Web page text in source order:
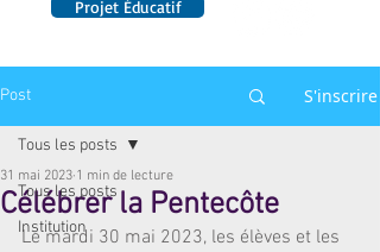
Projet Éducatif
Post S'inscrire
Tous les posts
Institution
Tous les posts
Célébrer la Pentecôte
31 mai 2023 1 min de lecture
Le mardi 30 mai 2023, les élèves et les